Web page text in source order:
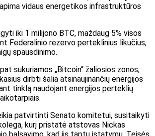
vidaus energetikos infrastruktūros
iki 1 milijono BTC, maždaug 5% visos
Federalinio rezervo perteklinius likučius,
spausdinimo.
sukuriamos „Bitcoin“ žaliosios zonos,
dirbti šalia atsinaujinančių energijos
tinklą naudojant energijos perteklių
patvirtinti Senato komitetui, susitaikyti
kurį pristatė atstovas Nickas